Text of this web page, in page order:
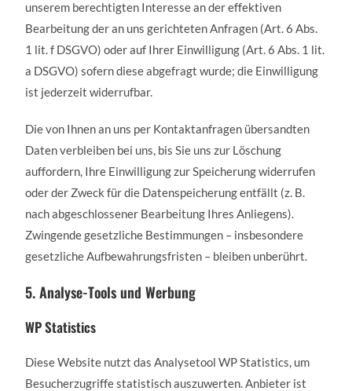
unserem berechtigten Interesse an der effektiven
Bearbeitung der an uns gerichteten Anfragen (Art. 6 Abs.
1 lit. f DSGVO) oder auf Ihrer Einwilligung (Art. 6 Abs. 1 lit.
a DSGVO) sofern diese abgefragt wurde; die Einwilligung
ist jederzeit widerrufbar.
Die von Ihnen an uns per Kontaktanfragen übersandten
Daten verbleiben bei uns, bis Sie uns zur Löschung
auffordern, Ihre Einwilligung zur Speicherung widerrufen
oder der Zweck für die Datenspeicherung entfällt (z. B.
nach abgeschlossener Bearbeitung Ihres Anliegens).
Zwingende gesetzliche Bestimmungen – insbesondere
gesetzliche Aufbewahrungsfristen – bleiben unberührt.
5. Analyse-Tools und Werbung
WP Statistics
Diese Website nutzt das Analysetool WP Statistics, um
Besucherzugriffe statistisch auszuwerten. Anbieter ist